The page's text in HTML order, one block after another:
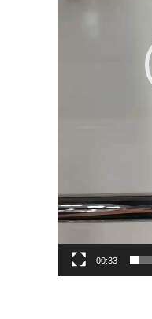
00:33